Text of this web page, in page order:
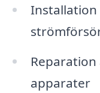
Installation
apparater